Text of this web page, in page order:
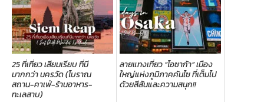
25 ที่เที่ยว เสียมเรียบ ที่มี
มากกว่า นครวัด (โบราณ
สถาน-คาเฟ่-ร้านอาหาร-
ทะเลสาบ)
ลายแทงเที่ยว “โอซาก้า” เมือง
ใหญ่แห่งภูมิภาคคันไซ ที่เต็มไป
ด้วยสีสันและความสนุก!!